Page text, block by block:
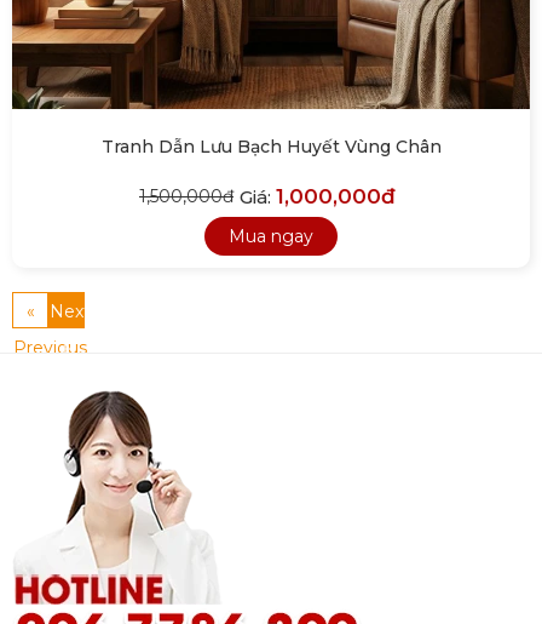
Tranh Dẫn Lưu Bạch Huyết Vùng Chân
1,500,000đ Giá: 1,000,000đ
Mua ngay
«
Previous
Next
»